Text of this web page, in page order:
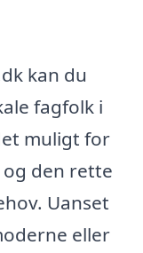
kan du
fagfolk i
muligt for
den rette
Uanset
eller